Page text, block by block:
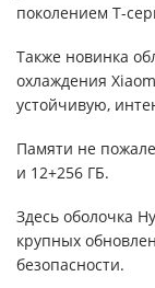
поколением T-
Также новинка
охлаждения
устойчивую,
Памяти не
и 12+256 ГБ.
Здесь оболочка
крупных
безопасности.